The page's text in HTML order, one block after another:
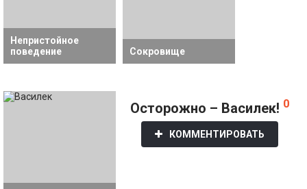
Непристойное
поведение
Сокровище
Осторожно – Василек! 0
КОММЕНТИРОВАТЬ